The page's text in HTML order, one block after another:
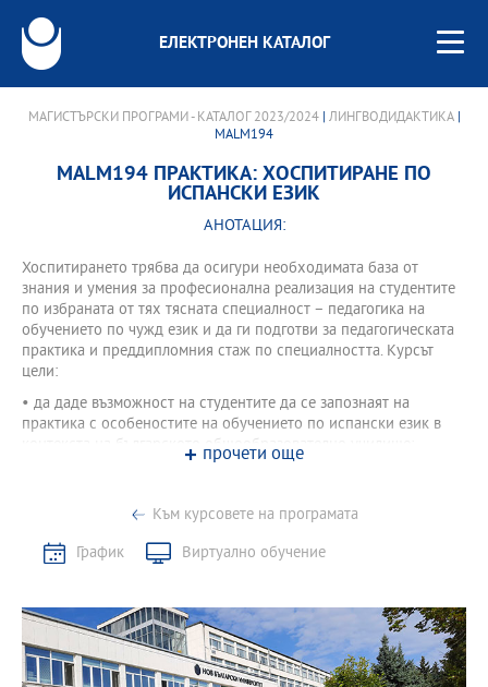
ЕЛЕКТРОНЕН КАТАЛОГ
МАГИСТЪРСКИ ПРОГРАМИ - КАТАЛОГ 2023/2024| ЛИНГВОДИДАКТИКА|
MALM194
MALM194 ПРАКТИКА: ХОСПИТИРАНЕ ПО
ИСПАНСКИ ЕЗИК
АНОТАЦИЯ:
Хоспитирането трябва да осигури необходимата база от
знания и умения за професионална реализация на студентите
по избраната от тях тясната специалност – педагогика на
обучението по чужд език и да ги подготви за педагогическата
практика и преддипломния стаж по специалността. Курсът
цели:
• да даде възможност на студентите да се запознаят на
практика с особеностите на обучението по испански език в
контекста на българското общообразователно училище;
• да развие у студентите умения и навици за работа в класната
стая;
справяне с конкретни методически проблеми на работното
място.
С оглед на тези цели курсът предполага следните форми на
учебна работа:
прочети още
Към курсовете на програмата
График
Виртуално обучение